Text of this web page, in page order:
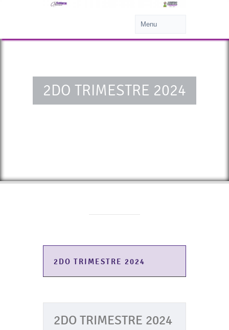
2DO TRIMESTRE 2024
2DO TRIMESTRE 2024
2DO TRIMESTRE 2024